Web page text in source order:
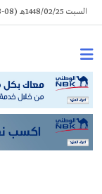
Skip
to
السبت 1448/02/25هـ (08-08-2026م) | الكويت